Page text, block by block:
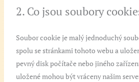
2. Co jsou soubory
Soubor cookie je malý jednoduchý
spolu se stránkami tohoto webu a
pevný disk počítače nebo jiného
uložené mohou být vráceny našim